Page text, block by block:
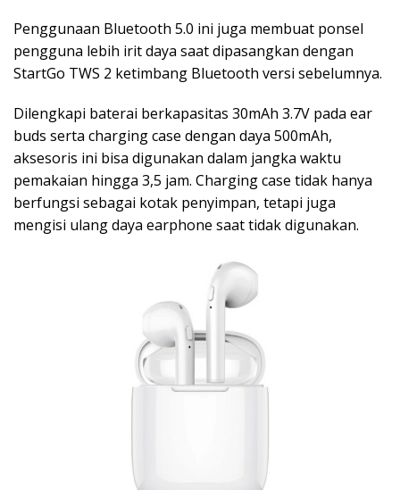
Penggunaan Bluetooth 5.0 ini juga membuat ponsel
pengguna lebih irit daya saat dipasangkan dengan
StartGo TWS 2 ketimbang Bluetooth versi sebelumnya.
Dilengkapi baterai berkapasitas 30mAh 3.7V pada ear
buds serta charging case dengan daya 500mAh,
aksesoris ini bisa digunakan dalam jangka waktu
pemakaian hingga 3,5 jam. Charging case tidak hanya
berfungsi sebagai kotak penyimpan, tetapi juga
mengisi ulang daya earphone saat tidak digunakan.